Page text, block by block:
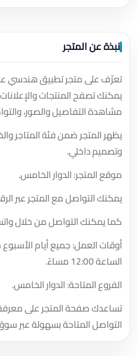
نبذة عن المتجر
تعرّف على متجر تطبيق هندسي
يمكنك تصفح المنتجات
مشاهدة التفاصيل والصور،
يظهر المتجر ضمن فئة المتاجر
وتصميم داخلي.
موقع المتجر: الدوار الخامس.
يمكنك التواصل مع المتجر عبر
كما يمكنك التواصل من خلال
الساعة 12:00 مساءً.
الفروع المتاحة: الدوار الخامس.
تساعدك صفحة المتجر على
التواصل المتاحة بسهولة عبر